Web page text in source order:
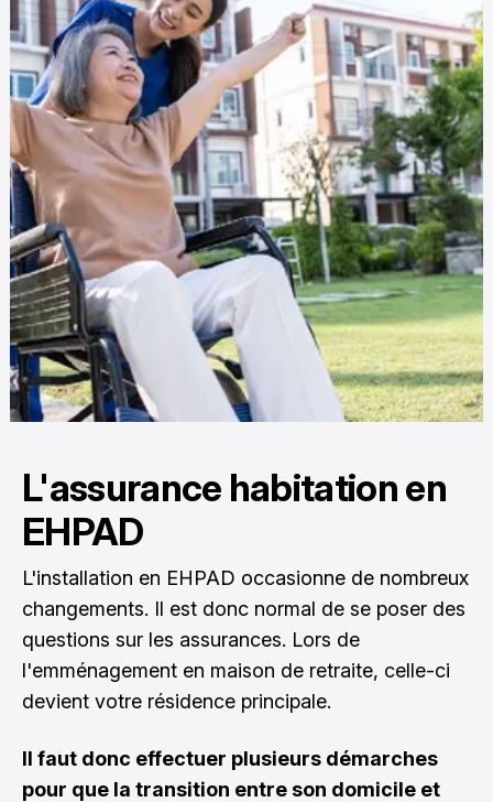
L'assurance habitation en
EHPAD
L'installation en EHPAD occasionne de nombreux
changements. Il est donc normal de se poser des
questions sur les assurances. Lors de
l'emménagement en maison de retraite, celle-ci
devient votre résidence principale.
Il faut donc effectuer plusieurs démarches
pour que la transition entre son domicile et